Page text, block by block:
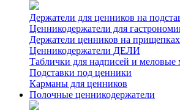
Держатели для ценников на
Ценникодержатели для
Держатели ценников на прищепках
Ценникодержатели ДЕЛИ
Таблички для надписей и меловые
Подставки под ценники
Карманы для ценников
Полочные ценникодержатели